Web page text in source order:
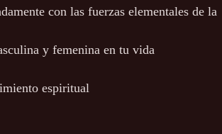
con las fuerzas elementales de la
y femenina en tu vida
espiritual